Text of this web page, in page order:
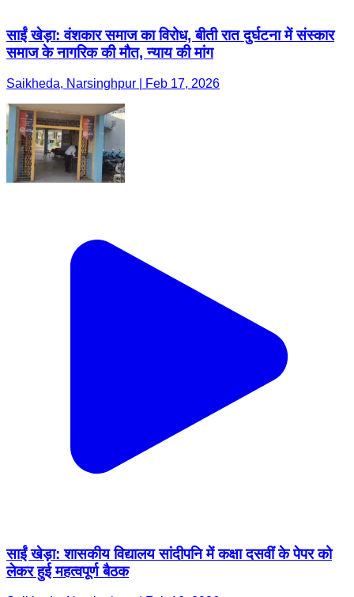
साईं खेड़ा: वंशकार समाज का विरोध, बीती रात दुर्घटना में संस्कार
समाज के नागरिक की मौत, न्याय की मांग
Saikheda, Narsinghpur | Feb 17, 2026
साईं खेड़ा: शासकीय विद्यालय सांदीपनि में कक्षा दसवीं के पेपर को
लेकर हुई महत्वपूर्ण बैठक